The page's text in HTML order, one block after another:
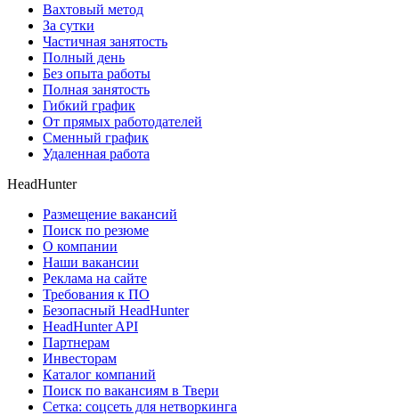
Вахтовый метод
За сутки
Частичная занятость
Полный день
Без опыта работы
Полная занятость
Гибкий график
От прямых работодателей
Сменный график
Удаленная работа
HeadHunter
Размещение вакансий
Поиск по резюме
О компании
Наши вакансии
Реклама на сайте
Требования к ПО
Безопасный HeadHunter
HeadHunter API
Партнерам
Инвесторам
Каталог компаний
Поиск по вакансиям в Твери
Сетка: соцсеть для нетворкинга